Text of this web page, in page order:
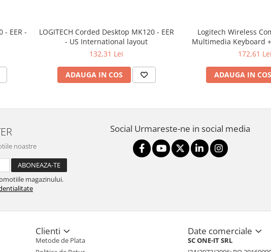
- EER -
LOGITECH Corded Desktop MK120 - EER
- US International layout
132,31 Lei
ADAUGA IN COS
Logitech Wireless
Multimedia Keyboard
172,61 Lei
ADAUGA IN COS
noastre
magazinului.
Social Urmareste-ne in social media
Clienti
Metode de Plata
Date comerciale
SC ONE-IT SRL